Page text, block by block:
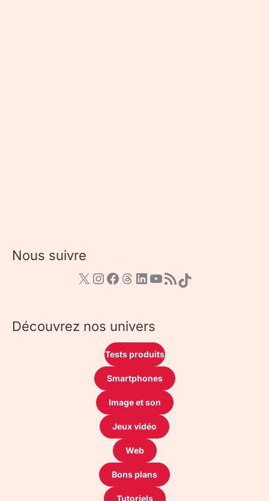
Nous suivre
Découvrez nos univers
Tests produits
Smartphones
Image et son
Jeux vidéo
Web
Bons plans
Tutoriels